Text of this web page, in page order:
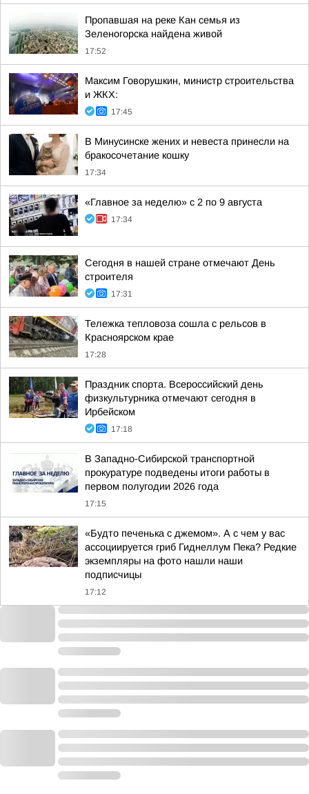
Пропавшая на реке Кан семья из
Зеленогорска найдена живой
17:52
Максим Говорушкин, министр строительства
и ЖКХ:
17:45
В Минусинске жених и невеста принесли на
бракосочетание кошку
17:34
«Главное за неделю» с 2 по 9 августа
17:34
Сегодня в нашей стране отмечают День
строителя
17:31
Тележка тепловоза сошла с рельсов в
Красноярском крае
17:28
Праздник спорта. Всероссийский день
физкультурника отмечают сегодня в
Ирбейском
17:18
В Западно-Сибирской транспортной
прокуратуре подведены итоги работы в
первом полугодии 2026 года
17:15
«Будто печенька с джемом». А с чем у вас
ассоциируется гриб Гиднеллум Пека? Редкие
экземпляры на фото нашли наши
подписчицы
17:12